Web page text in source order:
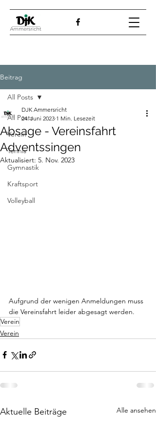
Beitrag
All Posts
Verein
Tennis
Gymnastik
Kraftsport
Volleyball
All Posts
Absage - Vereinsfahrt
Adventssingen
DJK Ammersricht
24. Juni 2023 1 Min. Lesezeit
Aktualisiert: 5. Nov. 2023
Aufgrund der wenigen Anmeldungen muss
die Vereinsfahrt leider abgesagt werden.
Verein
Verein
Aktuelle Beiträge Alle ansehen